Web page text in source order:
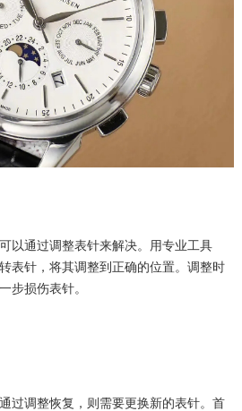
通过调整表针来解决。用专业工具
表针，将其调整到正确的位置。调整时
步损伤表针。
调整恢复，则需要更换新的表针。首